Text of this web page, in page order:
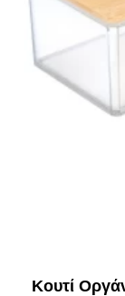
Κουτί